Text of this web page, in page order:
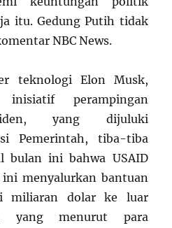
itu. Gedung Putih tidak
NBC News.
teknologi Elon Musk,
perampingan
yang dijuluki
Pemerintah, tiba-tiba
bulan ini bahwa USAID
menyalurkan bantuan
miliaran dolar ke luar
yang menurut para